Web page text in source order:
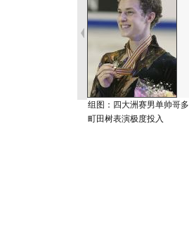
组图：四大洲赛男单帅哥多
町田树表演极度投入